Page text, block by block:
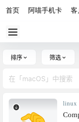
首页 阿喵手机卡 客
排序 筛选
linux